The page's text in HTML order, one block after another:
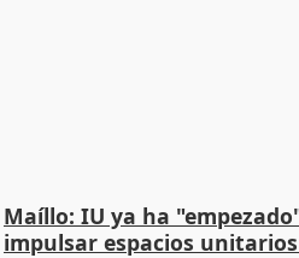
Maíllo: IU ya ha
impulsar espacios